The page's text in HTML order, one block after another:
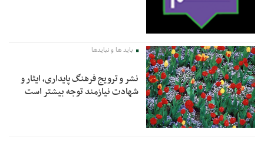
باید ها و نبایدها
نشر و ترویج فرهنگ پایداری، ایثار و
شهادت نیازمند توجه بیشتر است